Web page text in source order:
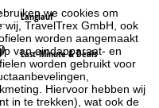
we cookies om
TravelTrex GmbH, ook
worden aangemaakt
van eindapparaat- en
worden gebruikt voor
Hiervoor hebben wij
in te trekken), wat ook de
Langlauf
Last-Minute & Deals